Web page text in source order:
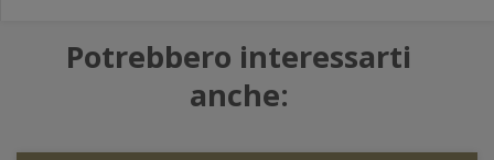
Potrebbero interessarti
anche: